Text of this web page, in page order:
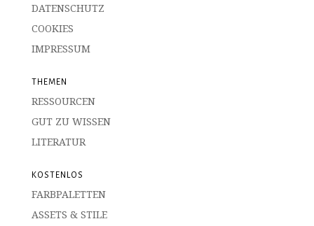
DATENSCHUTZ
COOKIES
IMPRESSUM
THEMEN
RESSOURCEN
GUT ZU WISSEN
LITERATUR
KOSTENLOS
FARBPALETTEN
ASSETS & STILE